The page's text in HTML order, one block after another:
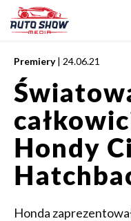
PREMIERY
SAMOCHODY
Wiadomości
Samochody
Tuning
Elektryczne
MOTORSPORT
Premiery | 24.06.21
Hondy
Honda